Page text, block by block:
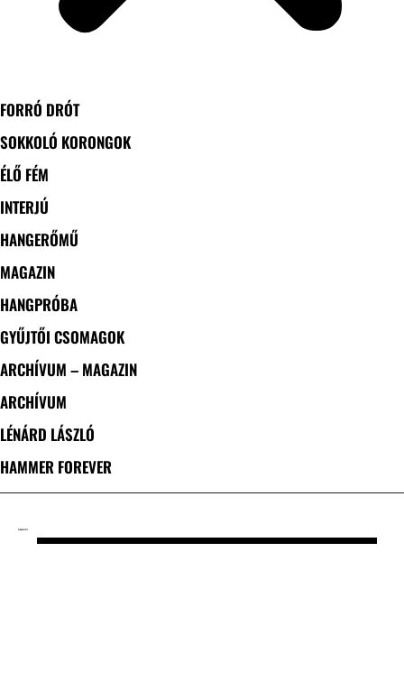
FORRÓ DRÓT
SOKKOLÓ KORONGOK
ÉLŐ FÉM
INTERJÚ
HANGERŐMŰ
MAGAZIN
HANGPRÓBA
GYŰJTŐI CSOMAGOK
ARCHÍVUM – MAGAZIN
ARCHÍVUM
LÉNÁRD LÁSZLÓ
HAMMER FOREVER